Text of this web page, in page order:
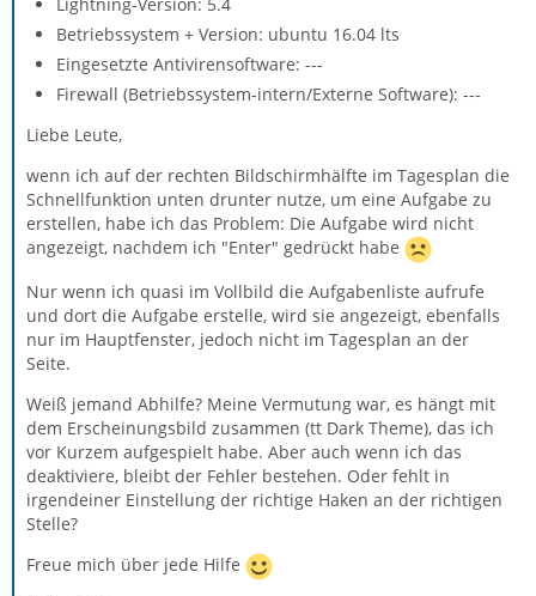
Betriebssystem + Version: ubuntu 16.04 lts
Eingesetzte Antivirensoftware: ---
Firewall (Betriebssystem-intern/Externe Software): ---
Liebe Leute,
wenn ich auf der rechten Bildschirmhälfte im Tagesplan die
Schnellfunktion unten drunter nutze, um eine Aufgabe zu
erstellen, habe ich das Problem: Die Aufgabe wird nicht
angezeigt, nachdem ich "Enter" gedrückt habe
Nur wenn ich quasi im Vollbild die Aufgabenliste aufrufe
und dort die Aufgabe erstelle, wird sie angezeigt, ebenfalls
nur im Hauptfenster, jedoch nicht im Tagesplan an der
Seite.
Weiß jemand Abhilfe? Meine Vermutung war, es hängt mit
dem Erscheinungsbild zusammen (tt Dark Theme), das ich
vor Kurzem aufgespielt habe. Aber auch wenn ich das
deaktiviere, bleibt der Fehler bestehen. Oder fehlt in
irgendeiner Einstellung der richtige Haken an der richtigen
Stelle?
Freue mich über jede Hilfe